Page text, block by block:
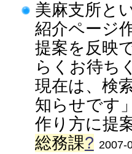
美麻支所と
紹介ページ
提案を反映
らくお待ち
現在は、検
知らせです
作り方に提
総務課? 2007-